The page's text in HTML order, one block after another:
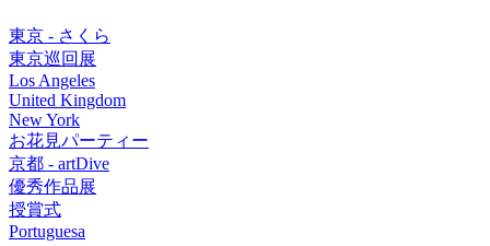
東京 - さくら
東京巡回展
Los Angeles
United Kingdom
New York
お花見パーティー
京都 - artDive
優秀作品展
授賞式
Portuguesa